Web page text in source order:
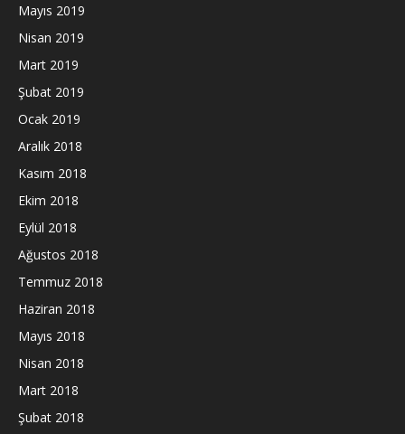
Mayıs 2019
Nisan 2019
Mart 2019
Şubat 2019
Ocak 2019
Aralık 2018
Kasım 2018
Ekim 2018
Eylül 2018
Ağustos 2018
Temmuz 2018
Haziran 2018
Mayıs 2018
Nisan 2018
Mart 2018
Şubat 2018